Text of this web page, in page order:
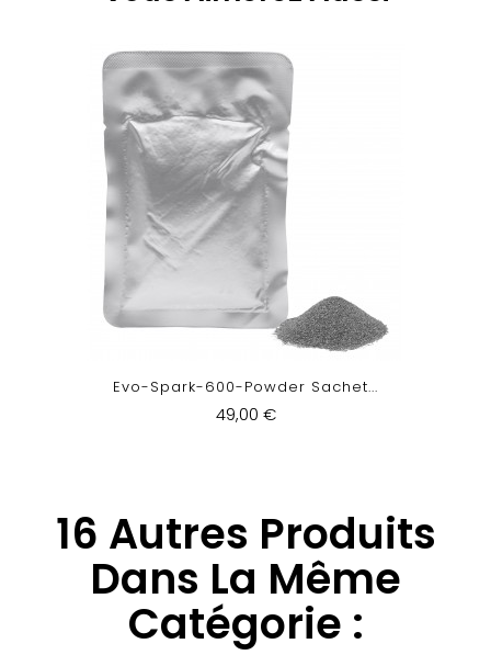
Evo-Spark-600-Powder Sachet...
49,00 €
16 Autres Produits
Dans La Même
Catégorie :